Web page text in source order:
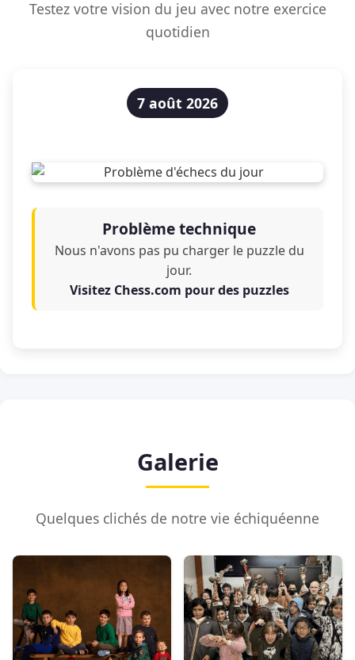
Testez votre vision du jeu avec notre exercice
quotidien
7 août 2026
Problème technique
Nous n'avons pas pu charger le puzzle du
jour.
Visitez Chess.com pour des puzzles
Galerie
Quelques clichés de notre vie échiquéenne